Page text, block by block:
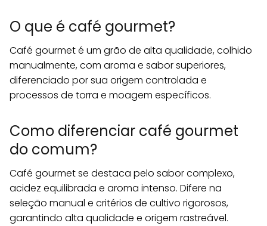
O que é café gourmet?
Café gourmet é um grão de alta qualidade, colhido
manualmente, com aroma e sabor superiores,
diferenciado por sua origem controlada e
processos de torra e moagem específicos.
Como diferenciar café gourmet
do comum?
Café gourmet se destaca pelo sabor complexo,
acidez equilibrada e aroma intenso. Difere na
seleção manual e critérios de cultivo rigorosos,
garantindo alta qualidade e origem rastreável.